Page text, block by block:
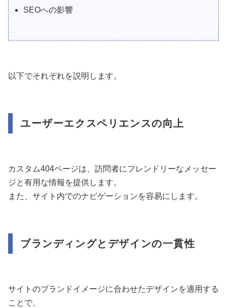
SEOへの影響
以下でそれぞれを説明します。
ユーザーエクスペリエンスの向上
カスタム404ページは、訪問者にフレンドリーなメッセー
ジと有用な情報を提供します。
また、サイト内でのナビゲーションを容易にします。
ブランディングとデザインの一貫性
サイトのブランドイメージに合わせたデザインを適用する
ことで、